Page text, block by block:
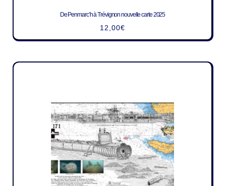
De Penmarc’h à Trévignon nouvelle carte 2025
12,00€